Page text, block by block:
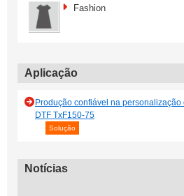
Fashion
Aplicação
Produção confiável na personalização
DTF TxF150-75
Solução
Notícias